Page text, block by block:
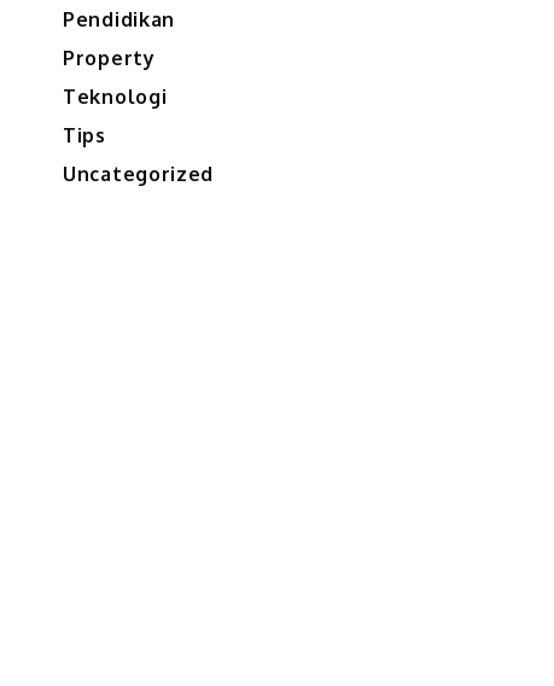
Pendidikan
Property
Teknologi
Tips
Uncategorized